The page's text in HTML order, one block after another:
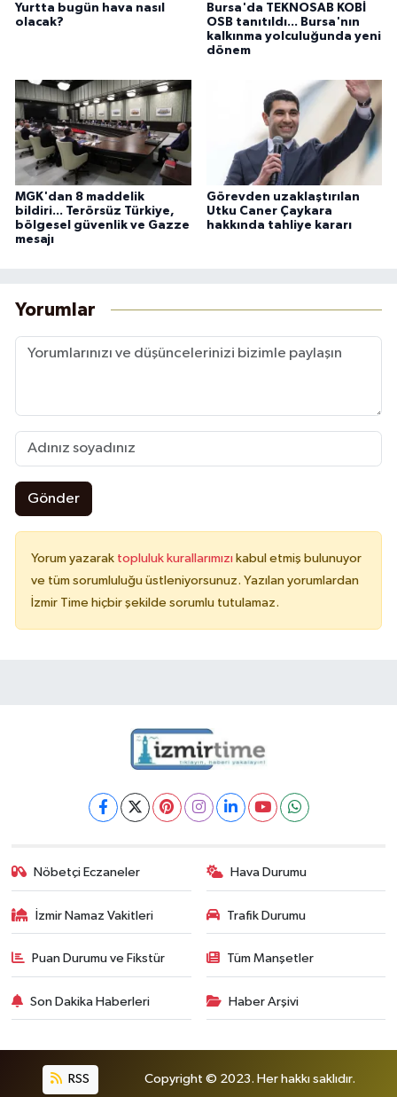
Yurtta bugün hava nasıl
olacak?
Bursa'da TEKNOSAB KOBİ
OSB tanıtıldı... Bursa'nın
kalkınma yolculuğunda yeni
dönem
MGK'dan 8 maddelik
bildiri... Terörsüz Türkiye,
bölgesel güvenlik ve Gazze
mesajı
Görevden uzaklaştırılan
Utku Caner Çaykara
hakkında tahliye kararı
Yorumlar
Gönder
Yorum yazarak topluluk kurallarımızı kabul etmiş bulunuyor
ve tüm sorumluluğu üstleniyorsunuz. Yazılan yorumlardan
İzmir Time hiçbir şekilde sorumlu tutulamaz.
Nöbetçi Eczaneler Hava Durumu
İzmir Namaz Vakitleri Trafik Durumu
Puan Durumu ve Fikstür Tüm Manşetler
Son Dakika Haberleri Haber Arşivi
RSS Copyright © 2023. Her hakkı saklıdır.